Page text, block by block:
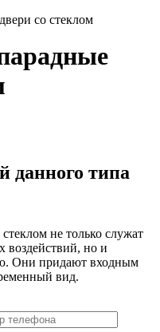
со стеклом
данного типа
не только служат
воздействий, но и
Они придают входным
вид.